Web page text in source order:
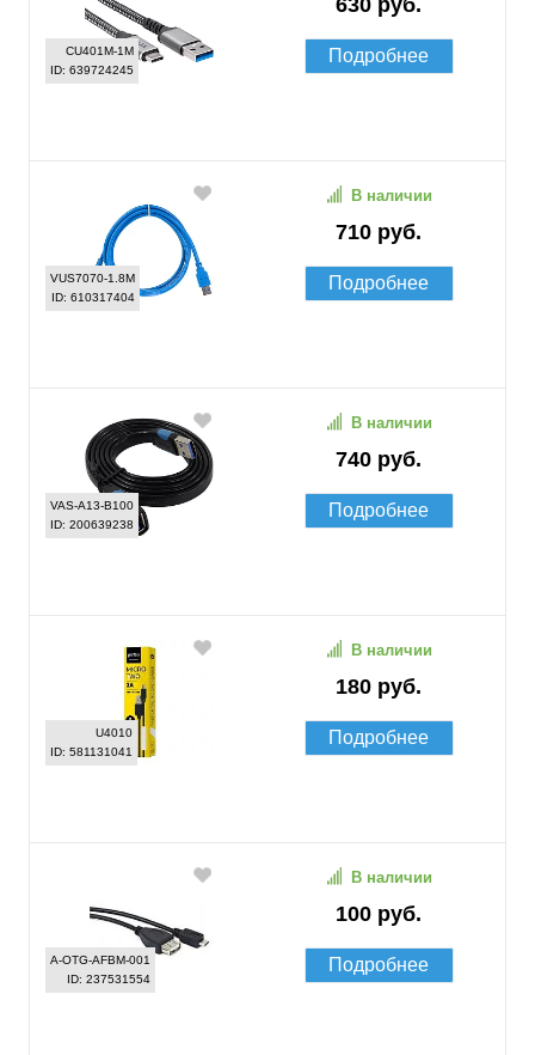
CU401M-1M
ID: 639724245
630 руб.
Подробнее
VUS7070-1.8M
ID: 610317404
710 руб.
В наличии
Подробнее
VAS-A13-B100
ID: 200639238
740 руб.
В наличии
Подробнее
U4010
ID: 581131041
180 руб.
В наличии
Подробнее
A-OTG-AFBM-001
ID: 237531554
100 руб.
В наличии
Подробнее